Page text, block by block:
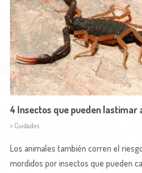
4 Insectos que pueden lastimar
> Cuidados
Los animales también corren el
mordidos por insectos que pueden